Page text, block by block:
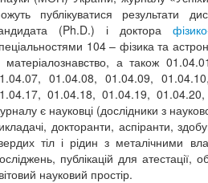
публікуватися результати
(Ph.D.) і доктора
104 – фізика та
матеріалознавство, а також
01.04.08, 01.04.09,
01.04.18, 01.04.19,
є науковці (дослідники з
докторанти, аспіранти,
тіл і рідин з металічними
публікацій для атестації,
науковий простір.